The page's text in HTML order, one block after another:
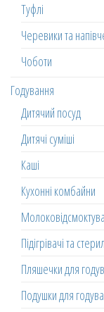
Туфлі
Черевики та
Чоботи
Годування
Дитячий посуд
Дитячі суміші
Каші
Кухонні комбайни
Підігрівачі та
Пляшечки для
Подушки для